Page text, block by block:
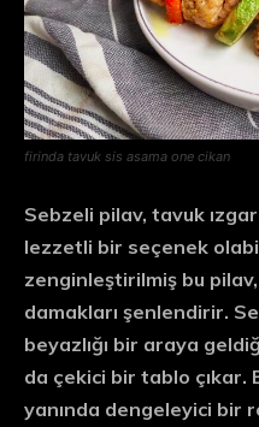
firinda tavuk sis asama one cikan
Sebzeli pilav, tavuk
lezzetli bir seçenek
zenginleştirilmiş bu
damakları şenlendirir.
beyazlığı bir araya
da çekici bir tablo çıkar.
yanında dengeleyici bir